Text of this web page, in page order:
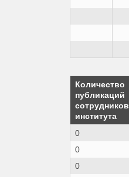
Количество
публикаций
сотрудников
института
0
0
0